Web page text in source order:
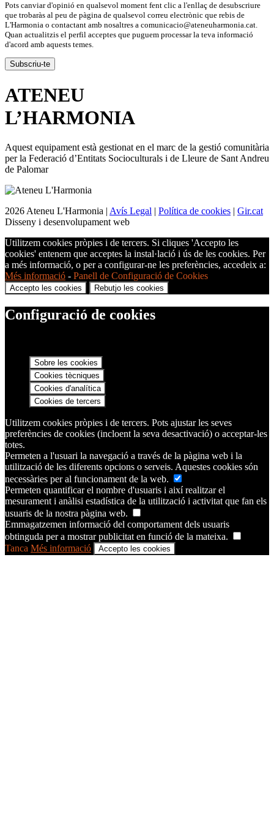
Pots canviar d'opinió en qualsevol moment fent clic a l'enllaç de desubscriure
que trobaràs al peu de pàgina de qualsevol correu electrònic que rebis de
L'Harmonia o contactant amb nosaltres a comunicacio@ateneuharmonia.cat.
Quan actualitzis el perfil acceptes que puguem processar la teva informació
d'acord amb aquests temes.
ATENEU
L’HARMONIA
Aquest equipament està gestionat en el marc de la gestió comunitària
per la Federació d’Entitats Socioculturals i de Lleure de Sant Andreu
de Palomar
2026 Ateneu L'Harmonia | Avís Legal | Política de cookies | Gir.cat
Disseny i desenvolupament web
Utilitzem cookies pròpies i de tercers. Si cliques 'Accepto les
cookies' entenem que acceptes la instal·lació i ús de les cookies. Per
a més informació, o per a configurar-ne les preferències, accedeix a:
Més informació - Panell de Configuració de Cookies
Accepto les cookies Rebutjo les cookies
Configuració de cookies
Sobre les cookies
Cookies tècniques
Cookies d'analítica
Cookies de tercers
Utilitzem cookies pròpies i de tercers. Pots ajustar les seves
preferències de cookies (incloent la seva desactivació) o acceptar-les
totes.
Permeten a l'usuari la navegació a través de la pàgina web i la
utilització de les diferents opcions o serveis. Aquestes cookies són
necessàries per al funcionament de la web.
Permeten quantificar el nombre d'usuaris i així realitzar el
mesurament i anàlisi estadística de la utilització i activitat que fan els
usuaris de la nostra pàgina web.
Emmagatzemen informació del comportament dels usuaris
obtinguda per a mostrar publicitat en funció de la mateixa.
Tanca Més informació Accepto les cookies